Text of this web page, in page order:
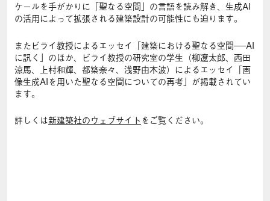
ケールを手がかりに「聖なる空間」の言語を読み解き、生成AI
の活用によって拡張される建築設計の可能性にも迫ります。
またビライ教授によるエッセイ「建築における聖なる空間──AI
に訊く」のほか、ビライ教授の研究室の学生（柳遼太郎、西田
涼馬、上村和輝、都築奈々、浅野由木波）によるエッセイ「画
像生成AIを用いた聖なる空間についての再考」が掲載されてい
ます。
詳しくは新建築社のウェブサイト をご覧ください。